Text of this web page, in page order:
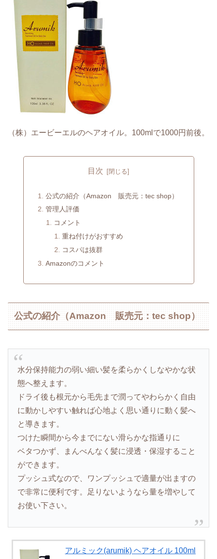
（株）エービーエルのヘアオイル。100mlで1000円前後。
目次
公式の紹介（Amazon 販売元：tec shop）
管理人評価
コメント
重ね付けがおすすめ
コスパは抜群
Amazonのコメント
公式の紹介（Amazon 販売元：tec shop）
水分保持能力の弱い細い髪を柔らかくしなやかな状
態へ整えます。
ドライ後も根元から毛先まで潤ってやわらかく自由
に動かしやすい触れば心地よく思い通りに動く髪へ
と導きます。
つけた瞬間から今までにない滑らかな指通りに
ベタつかず、まんべんなく髪に浸透・保湿すること
ができます。
プッシュ式なので、ワンプッシュで適量が出ますの
で非常に便利です。足りないようなら量を増やして
お使い下さい。
アルミック(arumik) ヘアオイル 100ml